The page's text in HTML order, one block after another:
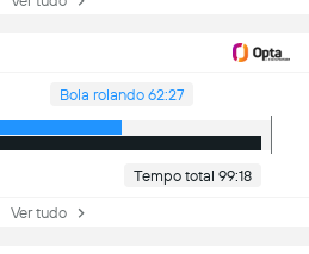
Bola rolando 62:27
Tempo total 99:18
Ver tudo